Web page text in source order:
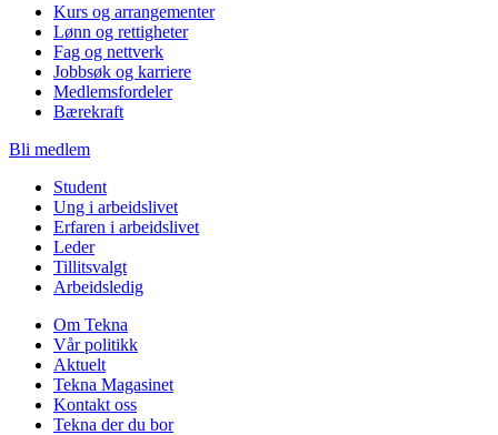
Kurs og arrangementer
Lønn og rettigheter
Fag og nettverk
Jobbsøk og karriere
Medlemsfordeler
Bærekraft
Bli medlem
Student
Ung i arbeidslivet
Erfaren i arbeidslivet
Leder
Tillitsvalgt
Arbeidsledig
Om Tekna
Vår politikk
Aktuelt
Tekna Magasinet
Kontakt oss
Tekna der du bor